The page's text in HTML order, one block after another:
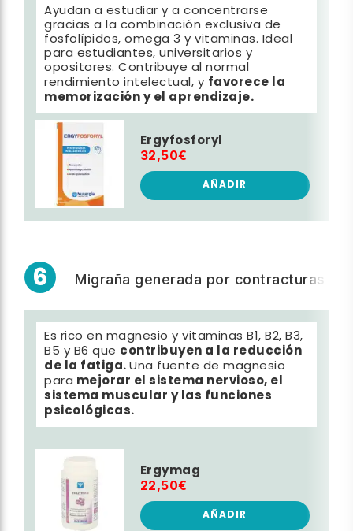
Ayudan a estudiar y a concentrarse
gracias a la combinación exclusiva de
fosfolípidos, omega 3 y vitaminas. Ideal
para estudiantes, universitarios y
opositores. Contribuye al normal
rendimiento intelectual, y favorece la
memorización y el aprendizaje.
Ergyfosforyl
32,50€
AÑADIR
6 Migraña generada por contracturas
Es rico en magnesio y vitaminas B1, B2, B3,
B5 y B6 que contribuyen a la reducción
de la fatiga.Una fuente de magnesio
para mejorar el sistema nervioso, el
sistema muscular y las funciones
psicológicas.
Ergymag
22,50€
AÑADIR